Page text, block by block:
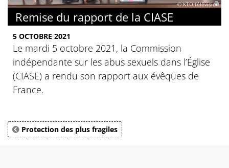
© KTO télévision
Remise du rapport de la CIASE
5 OCTOBRE 2021
Le mardi 5 octobre 2021, la Commission
indépendante sur les abus sexuels dans l’Église
(CIASE) a rendu son rapport aux évêques de
France.
Protection des plus fragiles